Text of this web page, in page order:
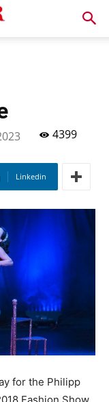
4399
Linkedin
for the Philipp
Fashion Show